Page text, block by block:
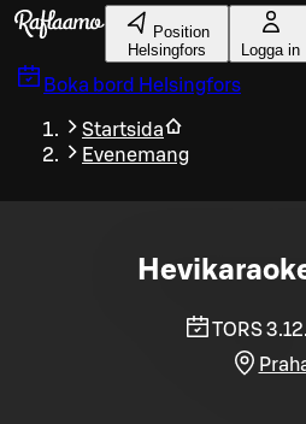
Gå till huvudinnehållet
Position
Helsingfors
Logga in
Boka bord Helsingfors
Startsida
Evenemang
TORS